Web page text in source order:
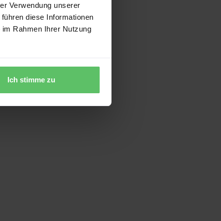
Verwendung unserer
diese Informationen
Rahmen Ihrer Nutzung
Ich stimme zu